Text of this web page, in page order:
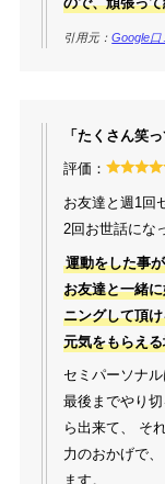
引用元：Google口
「たくさん笑
評価：
お友達と週1回
2回お世話にな
運動をした事
お友達と一緒
ニングして頂
元気をもらえ
セミパーソナ
最後までやり
ら出来て、 そ
力のおかげで
ます。